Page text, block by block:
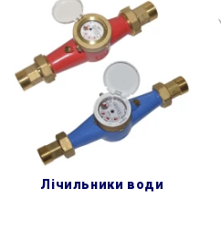
лічильники води